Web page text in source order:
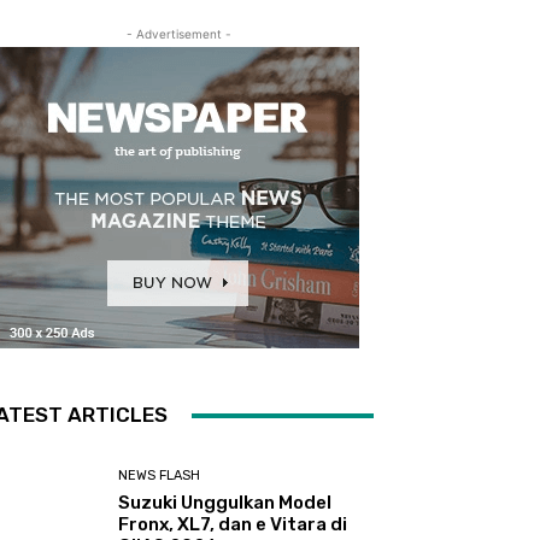
- Advertisement -
ARTICLES
NEWS FLASH
Suzuki Unggulkan Model
Fronx, XL7, dan e Vitara di